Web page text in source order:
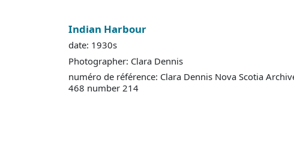
Indian Harbour
date: 1930s
Photographer: Clara Dennis
numéro de référence: Clara Dennis Nova Scotia
468 number 214